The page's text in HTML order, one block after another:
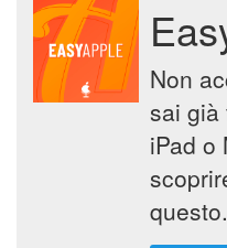
Non
sai già
iPad o
questo.